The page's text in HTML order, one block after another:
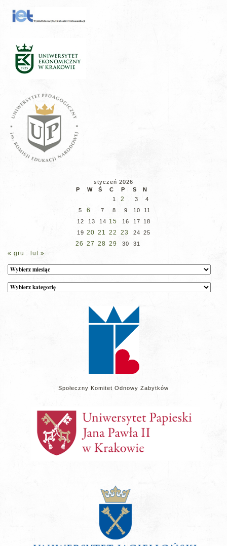
styczeń 2026
P
W Ś C P S
N
1
2 3
4
5
6 7 8 9 10
11
12
13 14 15 16 17
18
19 20 21 22 23 24 25
26 27 28 29 30 31
« gru lut »
Archiwum
Kategorie
wpisów
Społeczny Komitet Odnowy Zabytków